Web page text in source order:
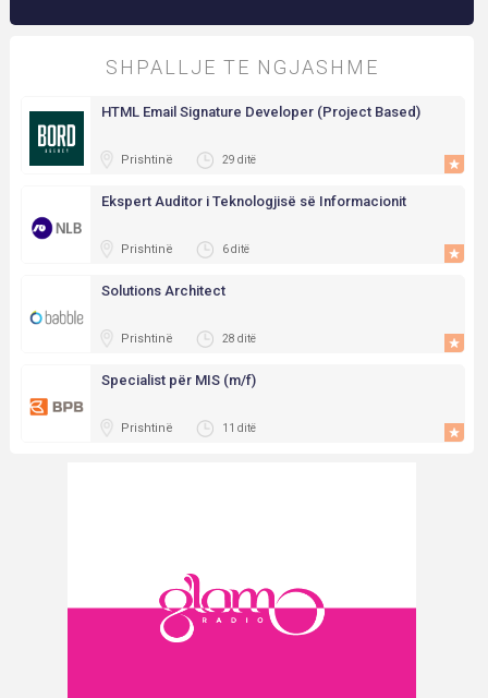
SHPALLJE TE NGJASHME
HTML Email Signature Developer (Project Based)
Prishtinë 29 ditë
Ekspert Auditor i Teknologjisë së Informacionit
Prishtinë 6 ditë
Solutions Architect
Prishtinë 28 ditë
Specialist për MIS (m/f)
Prishtinë 11 ditë